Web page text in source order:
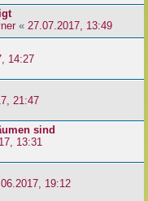
« 27.07.2017, 13:49
14:27
21:47
sind
13:31
19:12